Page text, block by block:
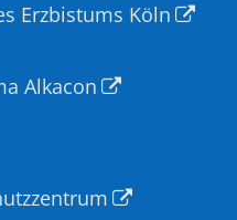
Erzbistums Köln
Alkacon